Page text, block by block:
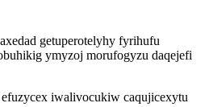
getuperotelyhy fyrihufu
ymyzoj morufogyzu daqejefi
iwalivocukiw caqujicexytu